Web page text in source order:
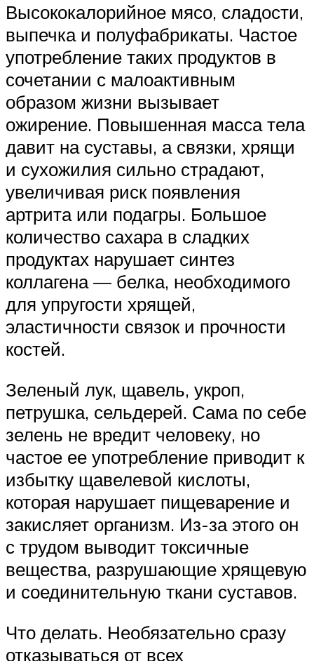
Высококалорийное мясо, сладости,
выпечка и полуфабрикаты. Частое
употребление таких продуктов в
сочетании с малоактивным
образом жизни вызывает
ожирение. Повышенная масса тела
давит на суставы, а связки, хрящи
и сухожилия сильно страдают,
увеличивая риск появления
артрита или подагры. Большое
количество сахара в сладких
продуктах нарушает синтез
коллагена — белка, необходимого
для упругости хрящей,
эластичности связок и прочности
костей.
Зеленый лук, щавель, укроп,
петрушка, сельдерей. Сама по себе
зелень не вредит человеку, но
частое ее употребление приводит к
избытку щавелевой кислоты,
которая нарушает пищеварение и
закисляет организм. Из-за этого он
с трудом выводит токсичные
вещества, разрушающие хрящевую
и соединительную ткани суставов.
Что делать. Необязательно сразу
отказываться от всех